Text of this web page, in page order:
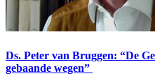
Ds. Peter van Bruggen: “De
gebaande wegen”